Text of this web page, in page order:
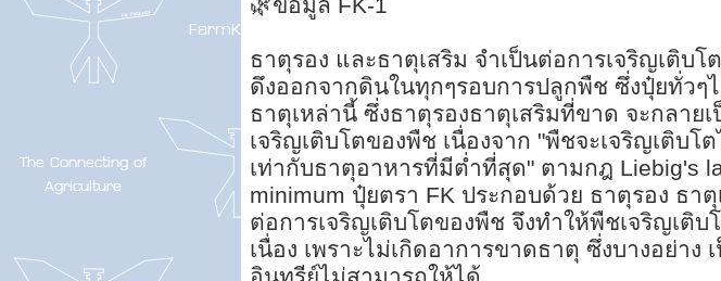
ธาตุรอง และธาตุเสริม จำเป็นต่อการเจริญเติบ
ดึงออกจากดินในทุกๆรอบการปลูกพืช ซึ่งปุ๋ยทั่วๆไ
ธาตุเหล่านี้ ซึ่งธาตุรองธาตุเสริมที่ขาด จะกลาย
เจริญเติบโตของพืช เนื่องจาก "พืชจะเจริญเติบโ
เท่ากับธาตุอาหารที่มีต่ำที่สุด" ตามกฎ Liebig's
minimum ปุ๋ยตรา FK ประกอบด้วย ธาตุรอง ธาตุ
ต่อการเจริญเติบโตของพืช จึงทำให้พืชเจริญเติบ
เนื่อง เพราะไม่เกิดอาการขาดธาตุ ซึ่งบางอย่าง